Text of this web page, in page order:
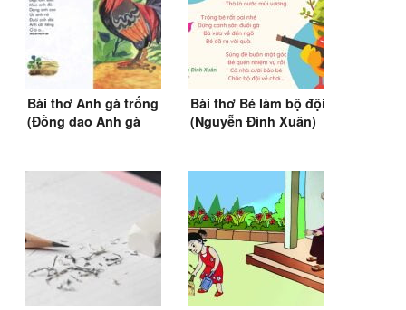
Bài thơ Anh gà trống
(Đồng dao Anh gà
Bài thơ Bé làm bộ đội
(Nguyễn Đình Xuân)